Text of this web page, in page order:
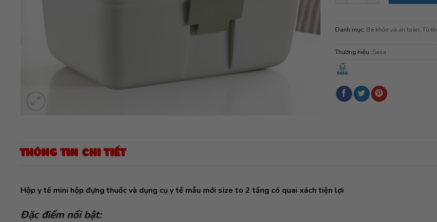
Danh mục: Bé khỏe và an toàn, Tủ
Thương hiệu: Sasa
THÔNG TIN CHI TIẾT
Hộp y tế mini hộp đựng thuốc và dụng cụ y tế mẫu mới size to 2 tầng có quai xách tiện lợi
Đặc điểm nổi bật: